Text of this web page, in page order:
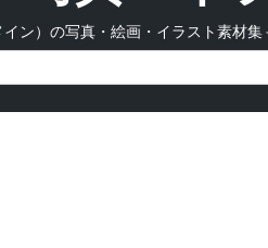
ン）の写真・絵画・イラスト素材集